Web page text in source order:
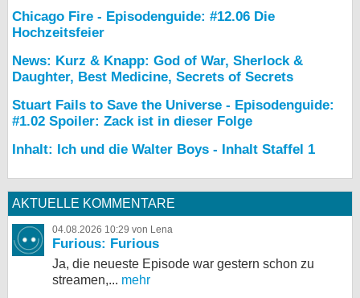
Chicago Fire - Episodenguide: #12.06 Die
Hochzeitsfeier
News: Kurz & Knapp: God of War, Sherlock &
Daughter, Best Medicine, Secrets of Secrets
Stuart Fails to Save the Universe - Episodenguide:
#1.02 Spoiler: Zack ist in dieser Folge
Inhalt: Ich und die Walter Boys - Inhalt Staffel 1
AKTUELLE KOMMENTARE
04.08.2026 10:29 von Lena
Furious: Furious
Ja, die neueste Episode war gestern schon zu
streamen,... mehr